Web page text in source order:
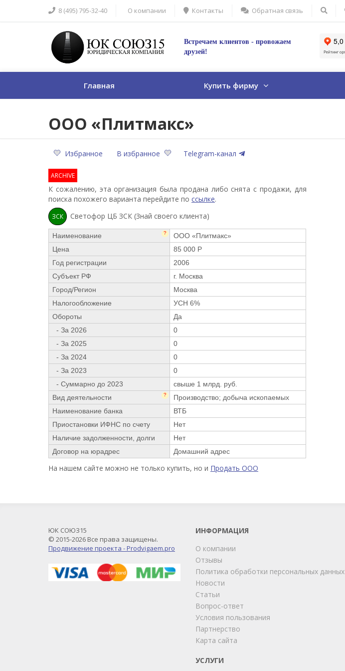
8 (495) 795-32-40 О компании Контакты Обратная связь
Встречаем клиентов - провожаем
друзей!
Главная Купить фирму
ООО «Плитмакс»
Избранное В избранное Telegram-канал
ARCHIVE
К сожалению, эта организация была продана либо снята с продажи, для
поиска похожего варианта перейдите по ссылке.
ЗСК Светофор ЦБ ЗСК (Знай своего клиента)
Наименование ?
ООО «Плитмакс»
Цена
85 000 Р
Год регистрации
2006
Субъект РФ
г. Москва
Город/Регион
Москва
Налогообложение
УСН 6%
Обороты
Да
- За 2026
0
- За 2025
0
- За 2024
0
- За 2023
0
- Суммарно до 2023
свыше 1 млрд. руб.
Вид деятельности
?
Производство; добыча ископаемых
Наименование банка
ВТБ
Приостановки ИФНС по счету
Нет
Наличие задолженности, долги
Нет
Договор на юрадрес
Домашний адрес
На нашем сайте можно не только купить, но и Продать ООО
ИНФОРМАЦИЯ
О компании
Отзывы
Политика обработки персональных данных
Новости
Статьи
Вопрос-ответ
Условия пользования
Партнерство
Карта сайта
УСЛУГИ
ЮК СОЮЗ15
© 2015-2026 Все права защищены.
Продвижение проекта - Prodvigaem.pro